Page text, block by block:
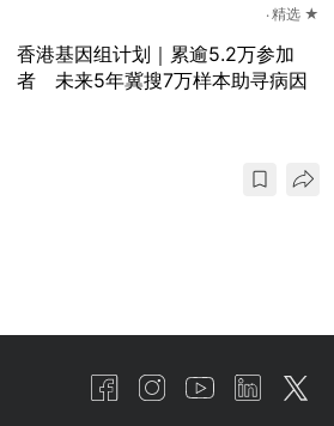
精选 ★
香港基因组计划｜累逾5.2万参加
者 未来5年冀搜7万样本助寻病因